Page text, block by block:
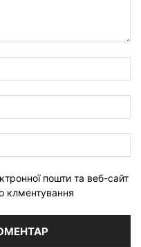
пошти та веб-сайт
клментування